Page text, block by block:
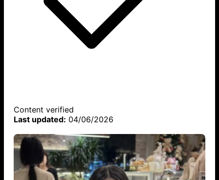
Content verified
Last updated: 04/06/2026